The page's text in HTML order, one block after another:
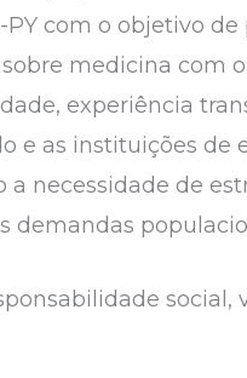
com o objetivo
medicina com
experiência
e as instituições de
necessidade de
demandas
social,